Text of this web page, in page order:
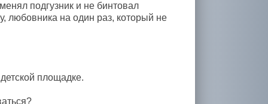
подгузник и не бинтовал
любовника на один раз, который не
площадке.